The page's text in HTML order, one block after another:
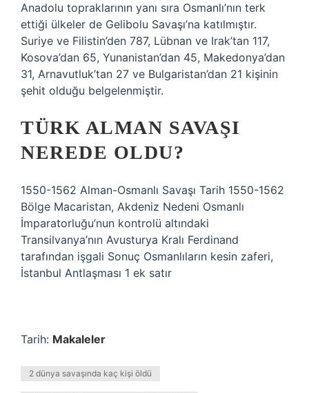
Anadolu topraklarının yanı sıra Osmanlı’nın terk
ettiği ülkeler de Gelibolu Savaşı’na katılmıştır.
Suriye ve Filistin’den 787, Lübnan ve Irak’tan 117,
Kosova’dan 65, Yunanistan’dan 45, Makedonya’dan
31, Arnavutluk’tan 27 ve Bulgaristan’dan 21 kişinin
şehit olduğu belgelenmiştir.
TÜRK ALMAN SAVAŞI
NEREDE OLDU?
1550-1562 Alman-Osmanlı Savaşı Tarih 1550-1562
Bölge Macaristan, Akdeniz Nedeni Osmanlı
İmparatorluğu’nun kontrolü altındaki
Transilvanya’nın Avusturya Kralı Ferdinand
tarafından işgali Sonuç Osmanlıların kesin zaferi,
İstanbul Antlaşması 1 ek satır
Tarih: Makaleler
2 dünya savaşında kaç kişi öldü